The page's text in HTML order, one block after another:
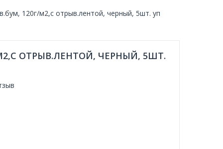
120г/м2,с отрыв.лентой, черный, 5шт. уп
ОТРЫВ.ЛЕНТОЙ, ЧЕРНЫЙ, 5ШТ.